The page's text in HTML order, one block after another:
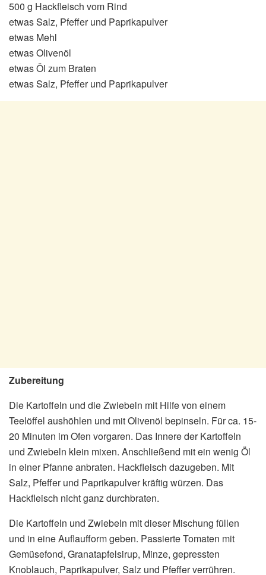
500 g Hackfleisch vom Rind
etwas Salz, Pfeffer und Paprikapulver
etwas Mehl
etwas Olivenöl
etwas Öl zum Braten
etwas Salz, Pfeffer und Paprikapulver
Zubereitung
Die Kartoffeln und die Zwiebeln mit Hilfe von einem
Teelöffel aushöhlen und mit Olivenöl bepinseln. Für ca. 15-
20 Minuten im Ofen vorgaren. Das Innere der Kartoffeln
und Zwiebeln klein mixen. Anschließend mit ein wenig Öl
in einer Pfanne anbraten. Hackfleisch dazugeben. Mit
Salz, Pfeffer und Paprikapulver kräftig würzen. Das
Hackfleisch nicht ganz durchbraten.
Die Kartoffeln und Zwiebeln mit dieser Mischung füllen
und in eine Auflaufform geben. Passierte Tomaten mit
Gemüsefond, Granatapfelsirup, Minze, gepressten
Knoblauch, Paprikapulver, Salz und Pfeffer verrühren.